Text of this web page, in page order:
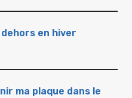
en hiver
ma plaque dans le